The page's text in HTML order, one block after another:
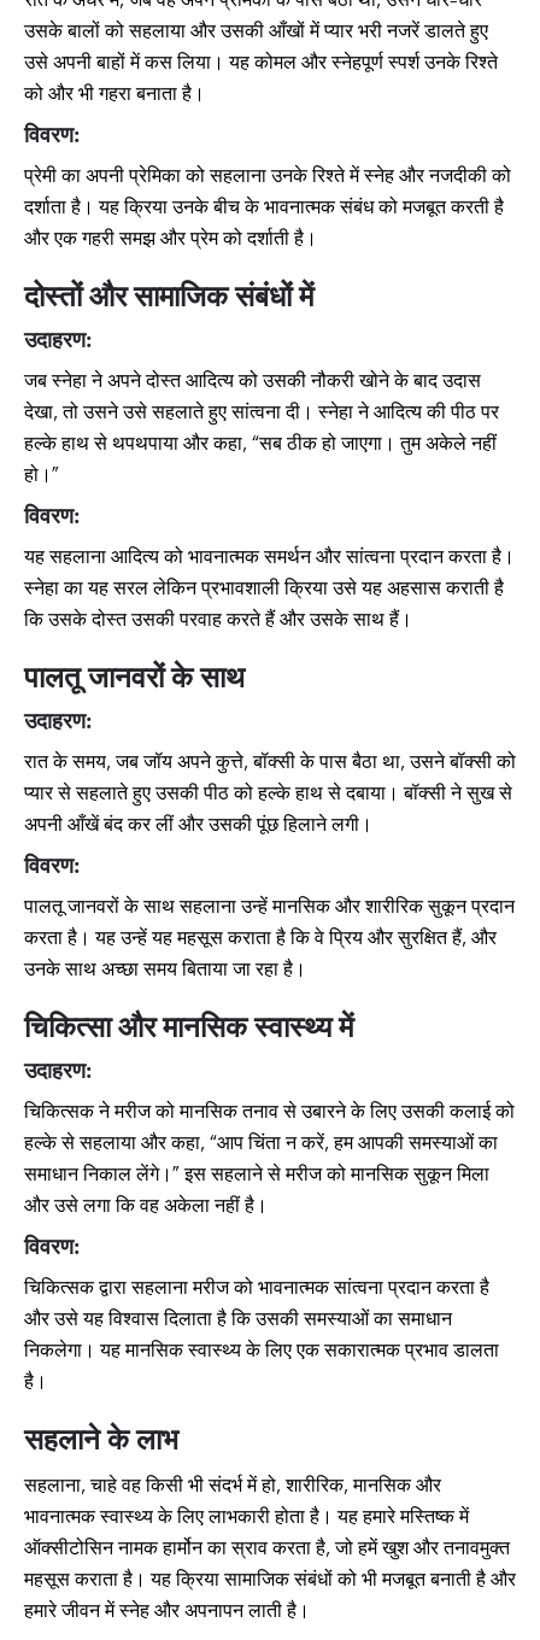
उसके बालों को सहलाया और उसकी आँखों में प्यार भरी नजरें डालते हुए
उसे अपनी बाहों में कस लिया। यह कोमल और स्नेहपूर्ण स्पर्श उनके रिश्ते
को और भी गहरा बनाता है।
विवरण:
प्रेमी का अपनी प्रेमिका को सहलाना उनके रिश्ते में स्नेह और नजदीकी को
दर्शाता है। यह क्रिया उनके बीच के भावनात्मक संबंध को मजबूत करती है
और एक गहरी समझ और प्रेम को दर्शाती है।
दोस्तों और सामाजिक संबंधों में
उदाहरण:
जब स्नेहा ने अपने दोस्त आदित्य को उसकी नौकरी खोने के बाद उदास
देखा, तो उसने उसे सहलाते हुए सांत्वना दी। स्नेहा ने आदित्य की पीठ पर
हल्के हाथ से थपथपाया और कहा, “सब ठीक हो जाएगा। तुम अकेले नहीं
हो।”
विवरण:
यह सहलाना आदित्य को भावनात्मक समर्थन और सांत्वना प्रदान करता है।
स्नेहा का यह सरल लेकिन प्रभावशाली क्रिया उसे यह अहसास कराती है
कि उसके दोस्त उसकी परवाह करते हैं और उसके साथ हैं।
पालतू जानवरों के साथ
उदाहरण:
रात के समय, जब जॉय अपने कुत्ते, बॉक्सी के पास बैठा था, उसने बॉक्सी को
प्यार से सहलाते हुए उसकी पीठ को हल्के हाथ से दबाया। बॉक्सी ने सुख से
अपनी आँखें बंद कर लीं और उसकी पूंछ हिलाने लगी।
विवरण:
पालतू जानवरों के साथ सहलाना उन्हें मानसिक और शारीरिक सुकून प्रदान
करता है। यह उन्हें यह महसूस कराता है कि वे प्रिय और सुरक्षित हैं, और
उनके साथ अच्छा समय बिताया जा रहा है।
चिकित्सा और मानसिक स्वास्थ्य में
उदाहरण:
चिकित्सक ने मरीज को मानसिक तनाव से उबारने के लिए उसकी कलाई को
हल्के से सहलाया और कहा, “आप चिंता न करें, हम आपकी समस्याओं का
समाधान निकाल लेंगे।” इस सहलाने से मरीज को मानसिक सुकून मिला
और उसे लगा कि वह अकेला नहीं है।
विवरण:
चिकित्सक द्वारा सहलाना मरीज को भावनात्मक सांत्वना प्रदान करता है
और उसे यह विश्वास दिलाता है कि उसकी समस्याओं का समाधान
निकलेगा। यह मानसिक स्वास्थ्य के लिए एक सकारात्मक प्रभाव डालता
है।
सहलाने के लाभ
सहलाना, चाहे वह किसी भी संदर्भ में हो, शारीरिक, मानसिक और
भावनात्मक स्वास्थ्य के लिए लाभकारी होता है। यह हमारे मस्तिष्क में
ऑक्सीटोसिन नामक हार्मोन का स्राव करता है, जो हमें खुश और तनावमुक्त
महसूस कराता है। यह क्रिया सामाजिक संबंधों को भी मजबूत बनाती है और
हमारे जीवन में स्नेह और अपनापन लाती है।